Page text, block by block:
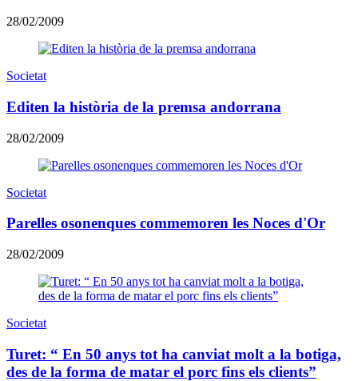
28/02/2009
Societat
Editen la història de la premsa andorrana
28/02/2009
Societat
Parelles osonenques commemoren les Noces d'Or
28/02/2009
Societat
Turet: “ En 50 anys tot ha canviat molt a la botiga,
des de la forma de matar el porc fins els clients”